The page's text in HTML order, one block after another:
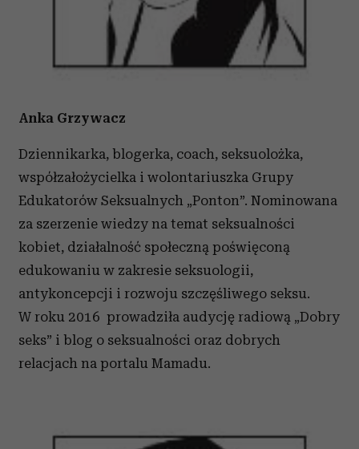
Anka Grzywacz
Dziennikarka, blogerka, coach, seksuolożka,
współzałożycielka i wolontariuszka Grupy
Edukatorów Seksualnych „Ponton”. Nominowana
za szerzenie wiedzy na temat seksualności
kobiet, działalność społeczną poświęconą
edukowaniu w zakresie seksuologii,
antykoncepcji i rozwoju szczęśliwego seksu.
W roku 2016 prowadziła audycję radiową „Dobry
seks” i blog o seksualności oraz dobrych
relacjach na portalu Mamadu.